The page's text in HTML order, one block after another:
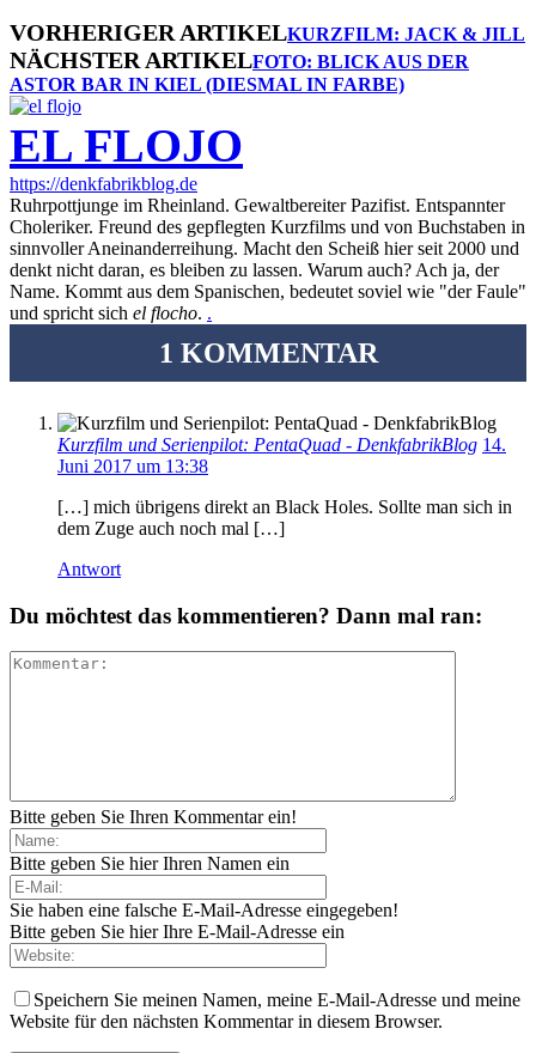
VORHERIGER ARTIKELKURZFILM: JACK & JILL
NÄCHSTER ARTIKELFOTO: BLICK AUS DER
ASTOR BAR IN KIEL (DIESMAL IN FARBE)
EL FLOJO
https://denkfabrikblog.de
Ruhrpottjunge im Rheinland. Gewaltbereiter Pazifist. Entspannter
Choleriker. Freund des gepflegten Kurzfilms und von Buchstaben in
sinnvoller Aneinanderreihung. Macht den Scheiß hier seit 2000 und
denkt nicht daran, es bleiben zu lassen. Warum auch? Ach ja, der
Name. Kommt aus dem Spanischen, bedeutet soviel wie "der Faule"
und spricht sich el flocho. .
1 KOMMENTAR
Kurzfilm und Serienpilot: PentaQuad - DenkfabrikBlog 14.
Juni 2017 um 13:38
[…] mich übrigens direkt an Black Holes. Sollte man sich in
dem Zuge auch noch mal […]
Antwort
Du möchtest das kommentieren? Dann mal ran:
Bitte geben Sie Ihren Kommentar ein!
Bitte geben Sie hier Ihren Namen ein
Sie haben eine falsche E-Mail-Adresse eingegeben!
Bitte geben Sie hier Ihre E-Mail-Adresse ein
Speichern Sie meinen Namen, meine E-Mail-Adresse und meine
Website für den nächsten Kommentar in diesem Browser.